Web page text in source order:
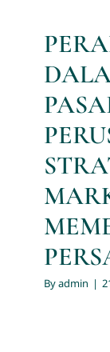
Byadmin |